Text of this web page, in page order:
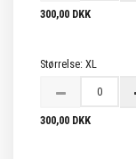
300,00 DKK
Størrelse: XL
300,00 DKK